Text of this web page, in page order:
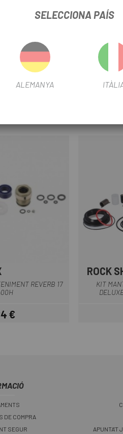
INFORMACIÓ DEL
m del 2022 en endavant.
REVERB 17
Preu
€
ROCK
KIT
DE COMPRA
SEGUR
APUNTA'T
SELECCIONA PAÍS
ALEMANYA